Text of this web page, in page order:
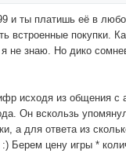
и ты платишь её в
встроенные покупки.
я не знаю. Но дико
исходя из общения с
Он вскользь
а для ответа из
Берем цену игры *